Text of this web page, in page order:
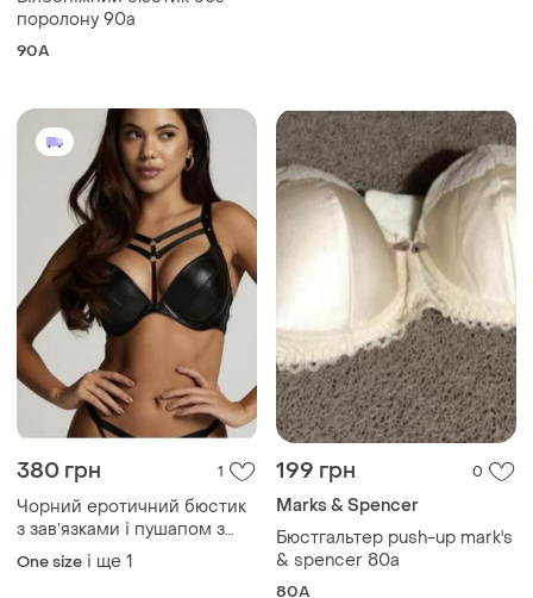
поролону 90а
90A
380 грн 1
Чорний еротичний бюстик
з завʼязками і пушапом з
екошкіри
One size і ще 1
199 грн 0
Marks & Spencer
Бюстгальтер push-up mark's
& spencer 80a
80A